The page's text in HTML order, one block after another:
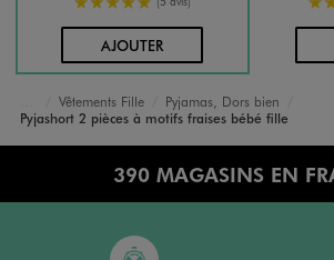
AJOUTERAU PANIER
Accueil
Bébé
Vêtements Fille
Pyjamas, Dors bien
Pyjashort 2 pièces à motifs fraises bébé fille
390 MAGASINS EN